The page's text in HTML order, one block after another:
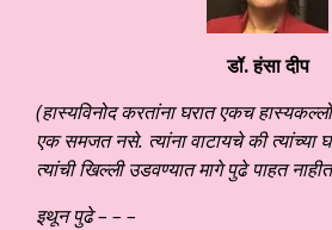
डॉ. हंसा दीप
(हास्यविनोद करतांना घरात एकच
एक समजत नसे. त्यांना वाटायचे की त्यांच्या
त्यांची खिल्ली उडवण्यात मागे पुढे पाहत
इथून पुढे – – –